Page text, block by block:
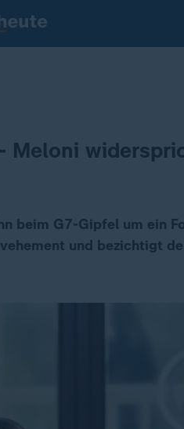
beim G7-Gipfel um ein
und bezichtigt